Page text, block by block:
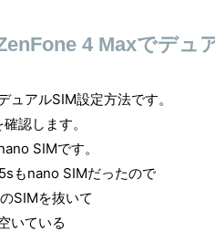
4 Maxでデュ
アルSIM設定方法です。
認します。
SIMです。
もnano SIMだったので
SIMを抜いて
いている